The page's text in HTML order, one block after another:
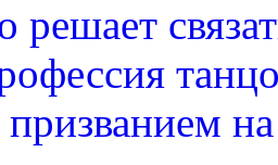
решает
призванием